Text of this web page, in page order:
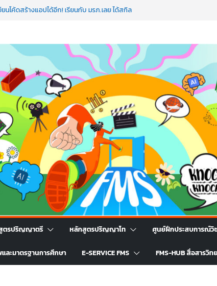
นโค้ดสร้างแอปได้อีก! เรียนกับ มรภ.เลย ได้สกิล
ก ด้วยเทคโนโลยี AI!
อว่าพลาดมาก!
ตรปริญญาตรี หลักสูตรปริญญาโท ศูนย์ฝึกประสบการณ์วิ
ละมาตรฐานการศึกษา E-SERVICE FMS FMS-HUB สื่อสารวิท